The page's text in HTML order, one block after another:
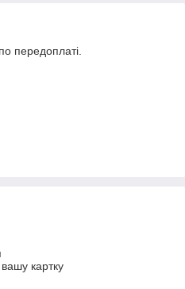
передоплаті.
картку